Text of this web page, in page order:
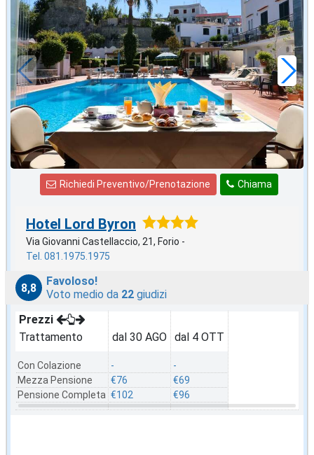
ottobre
in offerta da
€69,00
a notte
Chiama
Richiedi Preventivo/Prenotazione
Hotel Lord Byron
Via Giovanni Castellaccio, 21, Forio -
Tel. 081.1975.1975
8,8
Favoloso!
Voto medio da 22 giudizi
Prezzi
Trattamento
Con Colazione
Mezza Pensione
Pensione Completa
dal 30 AGO
-
€76
€102
dal 4 OTT
-
€69
€96